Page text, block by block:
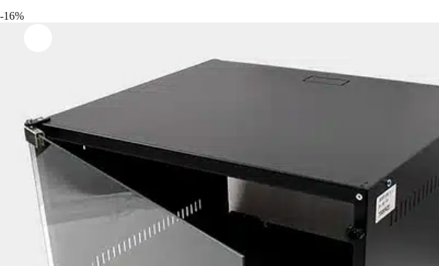
-16%